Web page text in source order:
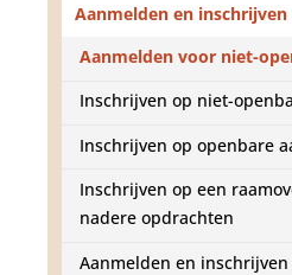
Aanmelden en inschrijven
Aanmelden voor niet-
Inschrijven op niet-
Inschrijven op openbare
Inschrijven op een
nadere opdrachten
Aanmelden en